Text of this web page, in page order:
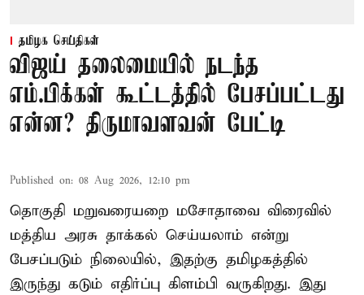
தமிழக செய்திகள்
விஜய் தலைமையில் நடந்த
எம்.பிக்கள் கூட்டத்தில் பேசப்பட்டது
என்ன? திருமாவளவன் பேட்டி
Published on: 08 Aug 2026, 12:10 pm
தொகுதி மறுவரையறை மசோதாவை விரைவில்
மத்திய அரசு தாக்கல் செய்யலாம் என்று
பேசப்படும் நிலையில், இதற்கு தமிழகத்தில்
இருந்து கடும் எதிர்ப்பு கிளம்பி வருகிறது. இது